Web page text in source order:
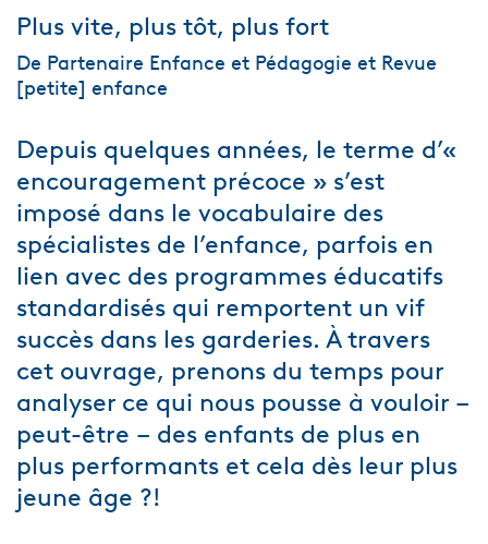
Plus vite, plus tôt, plus fort
De Partenaire Enfance et Pédagogie et Revue
[petite] enfance
Depuis quelques années, le terme d’«
encouragement précoce » s’est
imposé dans le vocabulaire des
spécialistes de l’enfance, parfois en
lien avec des programmes éducatifs
standardisés qui remportent un vif
succès dans les garderies. À travers
cet ouvrage, prenons du temps pour
analyser ce qui nous pousse à vouloir –
peut-être – des enfants de plus en
plus performants et cela dès leur plus
jeune âge ?!